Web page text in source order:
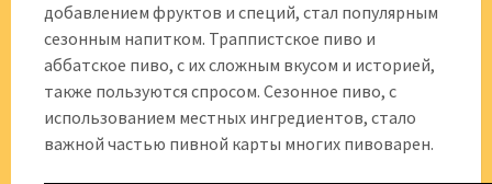
добавлением фруктов и специй, стал популярным
сезонным напитком. Траппистское пиво и
аббатское пиво, с их сложным вкусом и историей,
также пользуются спросом. Сезонное пиво, с
использованием местных ингредиентов, стало
важной частью пивной карты многих пивоварен.